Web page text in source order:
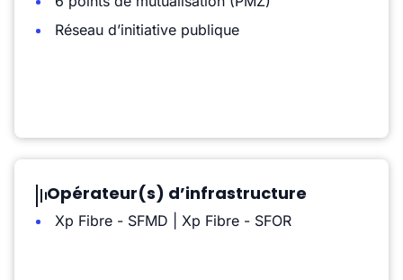
Réseau d’initiative publique
Opérateur(s) d’infrastructure
Xp Fibre - SFMD | Xp Fibre - SFOR